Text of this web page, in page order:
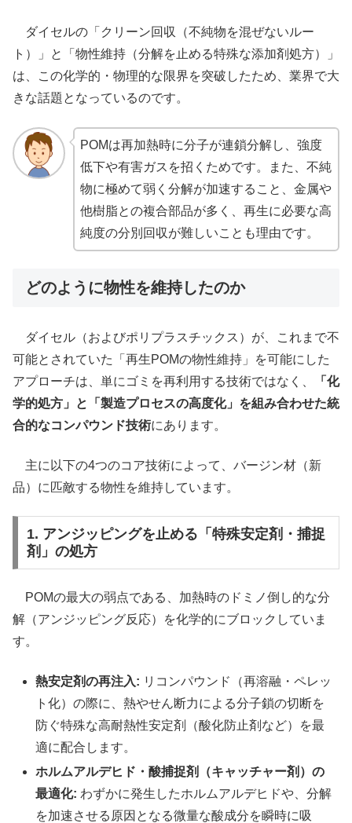
ダイセルの「クリーン回収（不純物を混ぜないルー
ト）」と「物性維持（分解を止める特殊な添加剤処方）」
は、この化学的・物理的な限界を突破したため、業界で大
きな話題となっているのです。
POMは再加熱時に分子が連鎖分解し、強度
低下や有害ガスを招くためです。また、不純
物に極めて弱く分解が加速すること、金属や
他樹脂との複合部品が多く、再生に必要な高
純度の分別回収が難しいことも理由です。
どのように物性を維持したのか
ダイセル（およびポリプラスチックス）が、これまで不
可能とされていた「再生POMの物性維持」を可能にした
アプローチは、単にゴミを再利用する技術ではなく、
「化
学的処方」と「製造プロセスの高度化」を組み合わせた統
合的なコンパウンド技術にあります。
主に以下の4つのコア技術によって、バージン材（新
品）に匹敵する物性を維持しています。
1. アンジッピングを止める「特殊安定剤・捕捉
剤」の処方
POMの最大の弱点である、加熱時のドミノ倒し的な分
解（アンジッピング反応）を化学的にブロックしていま
す。
熱安定剤の再注入: リコンパウンド（再溶融・ペレッ
ト化）の際に、熱やせん断力による分子鎖の切断を
防ぐ特殊な高耐熱性安定剤（酸化防止剤など）を最
適に配合します。
ホルムアルデヒド・酸捕捉剤（キャッチャー剤）の
最適化: わずかに発生したホルムアルデヒドや、分解
を加速させる原因となる微量な酸成分を瞬時に吸